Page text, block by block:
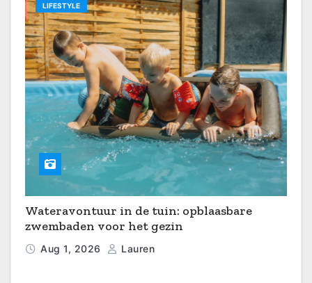
LIFESTYLE
Wateravontuur in de tuin: opblaasbare
zwembaden voor het gezin
Aug 1, 2026 Lauren